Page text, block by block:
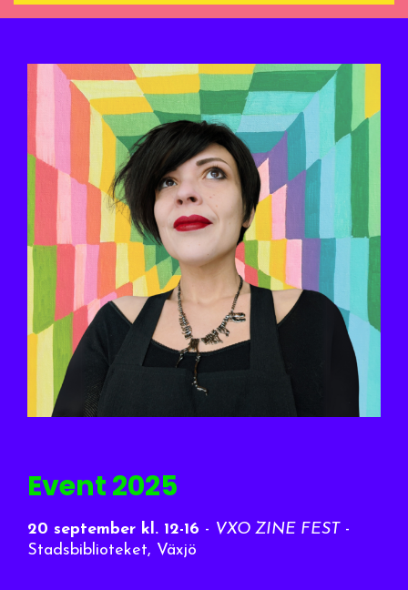
Event 2025
20 september kl. 12-16 - VXO ZINE FEST-
Stadsbiblioteket, Växjö